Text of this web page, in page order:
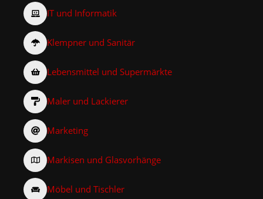
IT und Informatik
Klempner und Sanitär
Lebensmittel und Supermärkte
Maler und Lackierer
Marketing
Markisen und Glasvorhänge
Möbel und Tischler